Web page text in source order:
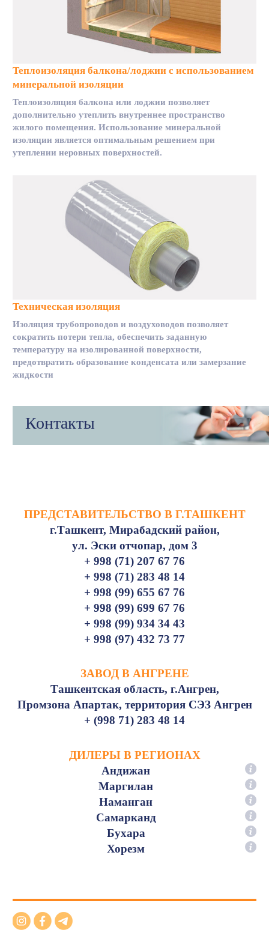
Теплоизоляция балкона/лоджии с использованием
минеральной изоляции
Теплоизоляция балкона или лоджии позволяет
дополнительно утеплить внутреннее пространство
жилого помещения. Использование минеральной
изоляции является оптимальным решением при
утеплении неровных поверхностей.
Техническая изоляция
Изоляция трубопроводов и воздуховодов позволяет
сократить потери тепла, обеспечить заданную
температуру на изолированной поверхности,
предотвратить образование конденсата или замерзание
жидкости
Контакты
ПРЕДСТАВИТЕЛЬСТВО В Г.ТАШКЕНТ
г.Ташкент, Мирабадский район,
ул. Эски отчопар, дом 3
+ 998 (71) 207 67 76
+ 998 (71) 283 48 14
+ 998 (99) 655 67 76
+ 998 (99) 699 67 76
+ 998 (99) 934 34 43
+ 998 (97) 432 73 77
ЗАВОД В АНГРЕНЕ
Ташкентская область, г.Ангрен,
Промзона Апартак, территория СЭЗ Ангрен
+ (998 71) 283 48 14
ДИЛЕРЫ В РЕГИОНАХ
Андижан
Маргилан
Наманган
Самарканд
Бухара
Хорезм